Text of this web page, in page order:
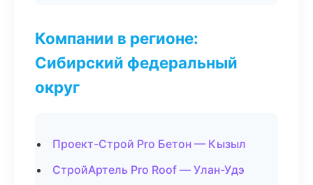
Компании в регионе:
Сибирский федеральный
округ
Проект-Строй Pro Бетон — Кызыл
СтройАртель Pro Roof — Улан-Удэ